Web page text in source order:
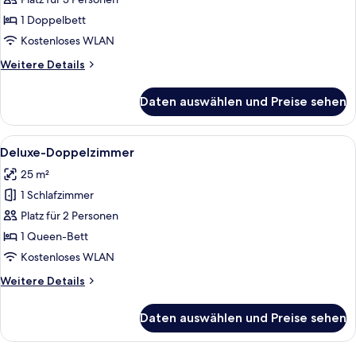
anzeigen
1 Doppelbett
Kostenloses WLAN
Weitere Details
Weitere
Daten auswählen und Preise sehen
Alle
Fotos
für
Deluxe-
Doppelzimmer
anzeigen
Ein modernes Hotelzimmer mit
4
Deluxe-Doppelzimmer
25 m²
1 Schlafzimmer
Platz für 2 Personen
1 Queen-Bett
Kostenloses WLAN
Weitere Details
Weitere
Doppelzimmer
Daten auswählen und Preise sehen